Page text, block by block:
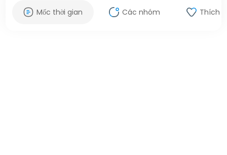
Mốc thời gian Các nhóm Thích